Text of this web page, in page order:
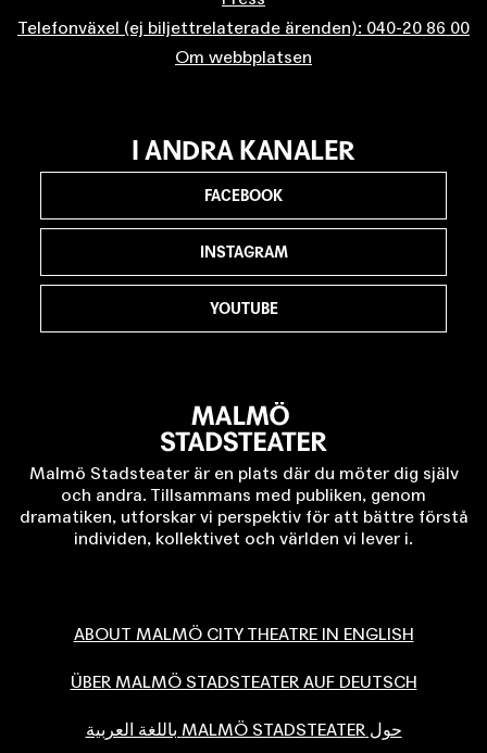
Telefonväxel (ej biljettrelaterade ärenden): 040-20 86 00
Om webbplatsen
Malmö Stadsteater är en plats där du möter dig själv
och andra. Tillsammans med publiken, genom
dramatiken, utforskar vi perspektiv för att bättre förstå
individen, kollektivet och världen vi lever i.
ABOUT MALMÖ CITY THEATRE IN ENGLISH
ÜBER MALMÖ STADSTEATER AUF DEUTSCH
حول MALMÖ STADSTEATER باللغة العربية
I ANDRA KANALER
FACEBOOK
INSTAGRAM
YOUTUBE